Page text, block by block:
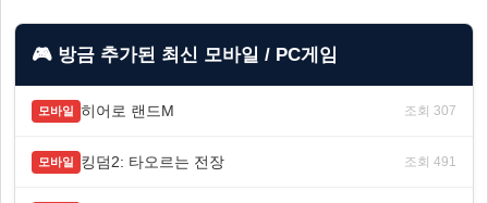
🎮 방금 추가된 최신 모바일 / PC게임
모바일 히어로 랜드M 조회 307
모바일 킹덤2: 타오르는 전장 조회 491